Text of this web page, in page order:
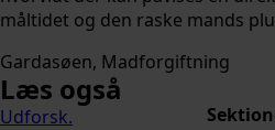
måltidet og den raske mands
Gardasøen Madforgiftning
Læs også
Udforsk.